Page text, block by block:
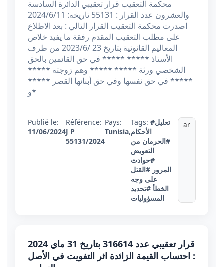
محكمة التعقيب قرار تعقيبي الدائرة السادسة
والعشرون عدد القرار : 55131 تاريخه: 2024/6/11
اصدرت محكمة التعقيب القرار التالي : بعد الاطلاع
على مطلب التعقيب المقدم رفقة ما يفيد خلاص
المعاليم القانونية بتاريخ 23 /2023/6 من طرف
الأستاذ ***** ***** في حق القائمين بالحق
الشخصي ورثة ***** ***** وهم زوجته *****
***** في حق نفسها وفي حق أبنائها القصر *****
و*
Publié le:
11/06/2024
Référence:
J P
55131/2024
Pays:
Tunisia,
Tags: #تعليل
الأحكام
#الحرمان من
التعويض
#حوادث
المرور #القتل
على وجه
الخطأ #تحديد
المسؤوليات
ar
قرار تعقيبي عدد 316614 بتاريخ 31 ماي 2024
: احتساب القيمة الزائدة اثر التفويت في الأصل